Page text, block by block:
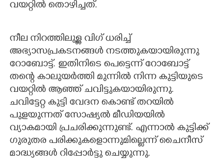
വയറ്റിൽ തൊഴിച്ചത്.
നീല നിറത്തിലുള്ള വിഗ് ധരിച്ച്
അഭ്യാസപ്രകടനങ്ങൾ നടത്തുകയായിരുന്നു
റോബോട്ട്. ഇതിനിടെ പെട്ടെന്ന് റോബോട്ട്
തന്റെ കാലുയർത്തി മുന്നിൽ നിന്ന കുട്ടിയുടെ
വയറ്റിൽ ആഞ്ഞ് ചവിട്ടുകയായിരുന്നു.
ചവിട്ടേറ്റ കുട്ടി വേദന കൊണ്ട് തറയിൽ
പുളയുന്നത് സോഷ്യൽ മീഡിയയിൽ
വ്യാകമായി പ്രചരിക്കുന്നുണ്ട്. എന്നാൽ കുട്ടിക്ക്
ഗുരുതര പരിക്കുകളൊന്നുമില്ലെന്ന് ചൈനീസ്
മാദ്ധ്യങ്ങൾ റിപ്പോർട്ടു ചെയ്യുന്നു.